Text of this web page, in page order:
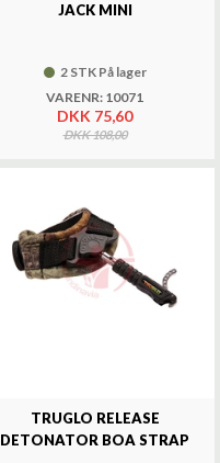
JACK MINI
2 STK På lager
VARENR: 10071
DKK 75,60
DKK 108,00
TRUGLO RELEASE
DETONATOR BOA STRAP